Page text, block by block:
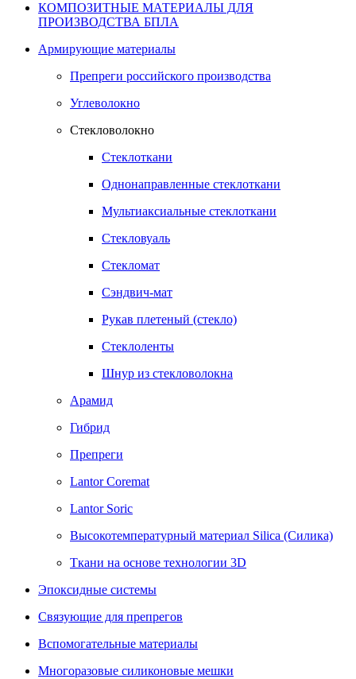
КОМПОЗИТНЫЕ МАТЕРИАЛЫ ДЛЯ
ПРОИЗВОДСТВА БПЛА
Армирующие материалы
Препреги российского производства
Углеволокно
Стекловолокно
Стеклоткани
Однонаправленные стеклоткани
Мультиаксиальные стеклоткани
Стекловуаль
Стекломат
Сэндвич-мат
Рукав плетеный (стекло)
Стеклоленты
Шнур из стекловолокна
Арамид
Гибрид
Препреги
Lantor Coremat
Lantor Soric
Высокотемпературный материал Siliсa (Силика)
Ткани на основе технологии 3D
Эпоксидные системы
Связующие для препрегов
Вспомогательные материалы
Многоразовые силиконовые мешки